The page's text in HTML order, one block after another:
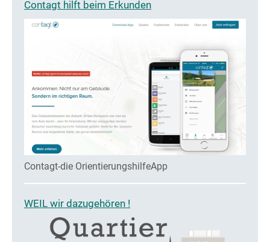
Contagt hilft beim Erkunden
Contagt-die OrientierungshilfeApp
WEIL wir dazugehören !